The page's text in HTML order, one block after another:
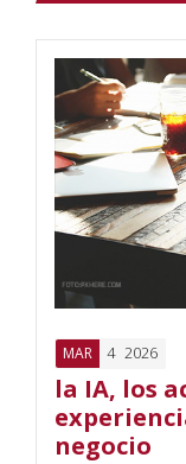
MAR 4 2026
la IA, los
negocio